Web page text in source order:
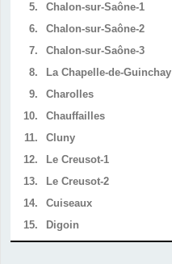
5.
Chalon-sur-Saône-1
6.
Chalon-sur-Saône-2
7.
Chalon-sur-Saône-3
8.
La Chapelle-de-Guinchay
9.
Charolles
10.
Chauffailles
11.
Cluny
12.
Le Creusot-1
13.
Le Creusot-2
14.
Cuiseaux
15.
Digoin